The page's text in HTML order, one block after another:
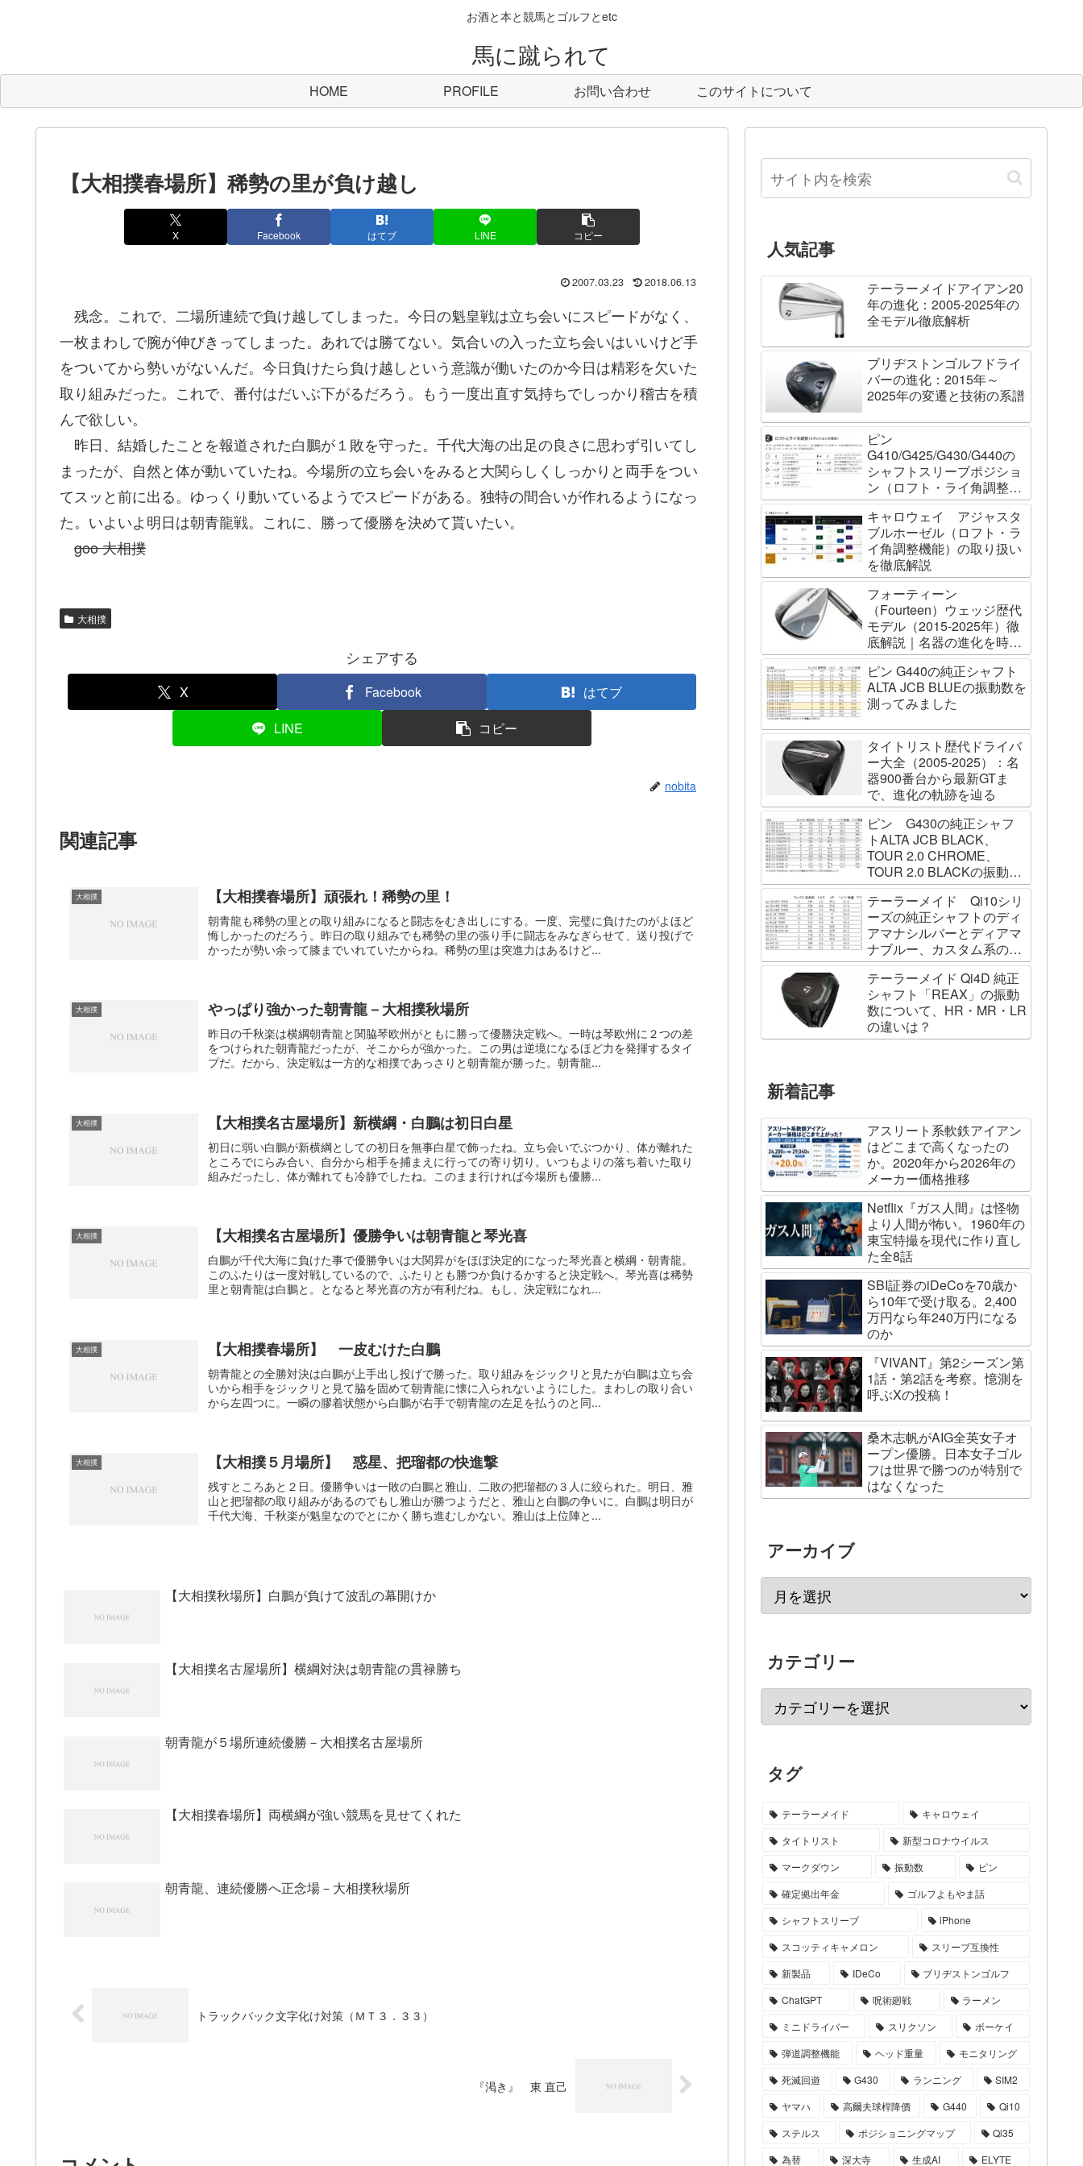
お酒と本と競馬とゴルフとetc
馬に蹴られて
HOME PROFILE お問い合わせ このサイトについて
【大相撲春場所】稀勢の里が負け越し
X Facebook はてブ LINE コピー
2007.03.23 2018.06.13
残念。これで、二場所連続で負け越してしまった。今日の魁皇戦は立ち会いにスピードがなく、
一枚まわしで腕が伸びきってしまった。あれでは勝てない。気合いの入った立ち会いはいいけど手
をついてから勢いがないんだ。今日負けたら負け越しという意識が働いたのか今日は精彩を欠いた
取り組みだった。これで、番付はだいぶ下がるだろう。もう一度出直す気持ちでしっかり稽古を積
んで欲しい。
昨日、結婚したことを報道された白鵬が１敗を守った。千代大海の出足の良さに思わず引いてし
まったが、自然と体が動いていたね。今場所の立ち会いをみると大関らしくしっかりと両手をつい
てスッと前に出る。ゆっくり動いているようでスピードがある。独特の間合いが作れるようになっ
た。いよいよ明日は朝青龍戦。これに、勝って優勝を決めて貰いたい。
goo 大相撲
大相撲
シェアする
X Facebook
はてブ
LINE
コピー
nobita
関連記事
大相撲 【大相撲春場所】頑張れ！稀勢の里！
朝青龍も稀勢の里との取り組みになると闘志をむき出しにする。一度、完璧に負けたのがよほど
悔しかったのだろう。昨日の取り組みでも稀勢の里の張り手に闘志をみなぎらせて、送り投げで
かったが勢い余って膝までいれていたからね。稀勢の里は突進力はあるけど...
大相撲 やっぱり強かった朝青龍－大相撲秋場所
昨日の千秋楽は横綱朝青龍と関脇琴欧州がともに勝って優勝決定戦へ。一時は琴欧州に２つの差
をつけられた朝青龍だったが、そこからが強かった。この男は逆境になるほど力を発揮するタイ
プだ。だから、決定戦は一方的な相撲であっさりと朝青龍が勝った。朝青龍...
大相撲 【大相撲名古屋場所】新横綱・白鵬は初日白星
初日に弱い白鵬が新横綱としての初日を無事白星で飾ったね。立ち会いでぶつかり、体が離れた
ところでにらみ合い、自分から相手を捕まえに行っての寄り切り。いつもよりの落ち着いた取り
組みだったし、体が離れても冷静でしたね。このまま行ければ今場所も優勝...
大相撲 【大相撲名古屋場所】優勝争いは朝青龍と琴光喜
白鵬が千代大海に負けた事で優勝争いは大関昇がをほぼ決定的になった琴光喜と横綱・朝青龍。
このふたりは一度対戦しているので、ふたりとも勝つか負けるかすると決定戦へ。琴光喜は稀勢
里と朝青龍は白鵬と。となると琴光喜の方が有利だね。もし、決定戦になれ...
大相撲 【大相撲春場所】 一皮むけた白鵬
朝青龍との全勝対決は白鵬が上手出し投げで勝った。取り組みをジックリと見たが白鵬は立ち会
いから相手をジックリと見て脇を固めて朝青龍に懐に入られないようにした。まわしの取り合い
から左四つに。一瞬の膠着状態から白鵬が右手で朝青龍の左足を払うのと同...
大相撲 【大相撲５月場所】 惑星、把瑠都の快進撃
残すところあと２日。優勝争いは一敗の白鵬と雅山、二敗の把瑠都の３人に絞られた。明日、雅
山と把瑠都の取り組みがあるのでもし雅山が勝つようだと、雅山と白鵬の争いに。白鵬は明日が
千代大海、千秋楽が魁皇なのでとにかく勝ち進むしかない。雅山は上位陣と...
【大相撲秋場所】白鵬が負けて波乱の幕開けか
【大相撲名古屋場所】横綱対決は朝青龍の貫禄勝ち
朝青龍が５場所連続優勝－大相撲名古屋場所
【大相撲春場所】両横綱が強い競馬を見せてくれた
朝青龍、連続優勝へ正念場－大相撲秋場所
トラックバック文字化け対策（ＭＴ３．３３）
『渇き』 東 直己
人気記事
テーラーメイドアイアン20
年の進化：2005-2025年の
全モデル徹底解析
ブリヂストンゴルフドライ
バーの進化：2015年～
2025年の変遷と技術の系譜
ピン
G410/G425/G430/G440の
シャフトスリーブポジショ
ン（ロフト・ライ角調整機
能）について
キャロウェイ アジャスタ
ブルホーゼル（ロフト・ラ
イ角調整機能）の取り扱い
を徹底解説
フォーティーン
（Fourteen）ウェッジ歴代
モデル（2015-2025年）徹
底解説｜名器の進化を時系
列で辿る
ピン G440の純正シャフト
ALTA JCB BLUEの振動数を
測ってみました
タイトリスト歴代ドライバ
ー大全（2005-2025）：名
器900番台から最新GTま
で、進化の軌跡を辿る
ピン G430の純正シャフ
トALTA JCB BLACK、
TOUR 2.0 CHROME、
TOUR 2.0 BLACKの振動数
を測ってみました
テーラーメイド Qi10シリ
ーズの純正シャフトのディ
アマナシルバーとディアマ
ナブルー、カスタム系の
SPEEDER NK BLACK、
TOUR AD VF、Diamana
WBの振動数を測ってみた
テーラーメイド Qi4D 純正
シャフト「REAX」の振動
数について、HR・MR・LR
の違いは？
新着記事
アスリート系軟鉄アイアン
はどこまで高くなったの
か。2020年から2026年の
メーカー価格推移
Netflix『ガス人間』は怪物
より人間が怖い。1960年の
東宝特撮を現代に作り直し
た全8話
SBI証券のiDeCoを70歳か
ら10年で受け取る。2,400
万円なら年240万円になる
のか
『VIVANT』第2シーズン第
1話・第2話を考察。憶測を
呼ぶXの投稿！
桑木志帆がAIG全英女子オ
ープン優勝。日本女子ゴル
フは世界で勝つのが特別で
はなくなった
アーカイブ
カテゴリー
タグ
テーラーメイド
キャロウェイ
タイトリスト
新型コロナウイルス
マークダウン
振動数
ピン
確定拠出年金
ゴルフよもやま話
シャフトスリーブ
iPhone
スコッティキャメロン
スリーブ互換性
新製品
IDeCo
ブリヂストンゴルフ
ChatGPT
呪術廻戦
ラーメン
ミニドライバー
スリクソン
ボーケイ
弾道調整機能
ヘッド重量
モニタリング
死滅回遊
G430 ランニング
SIM2
ヤマハ
高爾夫球桿降價 G440
Qi10
ステルス
ポジショニングマップ
Qi35
為替
深大寺 生成AI
ELYTE